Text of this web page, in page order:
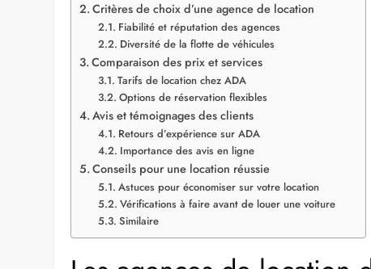
Critères de choix d’une agence de location
Fiabilité et réputation des agences
Diversité de la flotte de véhicules
Comparaison des prix et services
Tarifs de location chez ADA
Options de réservation flexibles
Avis et témoignages des clients
Retours d’expérience sur ADA
Importance des avis en ligne
Conseils pour une location réussie
Astuces pour économiser sur votre location
Vérifications à faire avant de louer une voiture
Similaire